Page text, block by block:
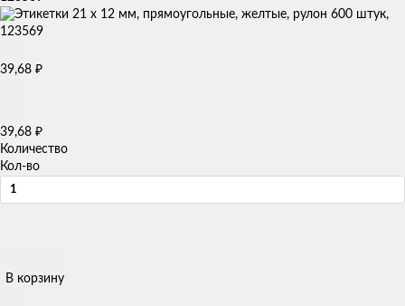
39,68 ₽
39,68 ₽
Количество
Кол-во
В корзину